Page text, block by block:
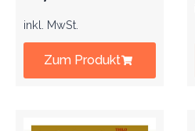
inkl. MwSt.
Zum Produkt